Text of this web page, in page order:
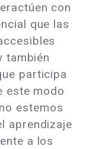
con
que las
también
participa
este modo
estemos
aprendizaje
a los